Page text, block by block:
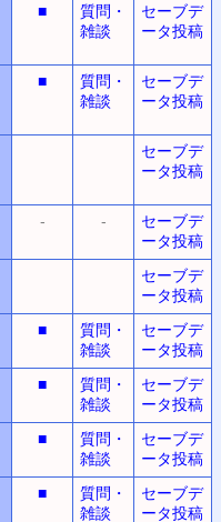
■
質問・
雑談
セーブデ
ータ投稿
■
質問・
雑談
セーブデ
ータ投稿
セーブデ
ータ投稿
- -
セーブデ
ータ投稿
セーブデ
ータ投稿
■
質問・
雑談
セーブデ
ータ投稿
■
質問・
雑談
セーブデ
ータ投稿
■
質問・
雑談
セーブデ
ータ投稿
■
質問・
雑談
セーブデ
ータ投稿